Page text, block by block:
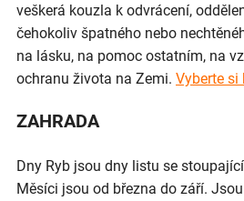
veškerá kouzla k odvrácení,
čehokoliv špatného nebo
na lásku, na pomoc ostatním, na
ochranu života na Zemi. Vyberte si
ZAHRADA
Dny Ryb jsou dny listu se
Měsíci jsou od března do září.